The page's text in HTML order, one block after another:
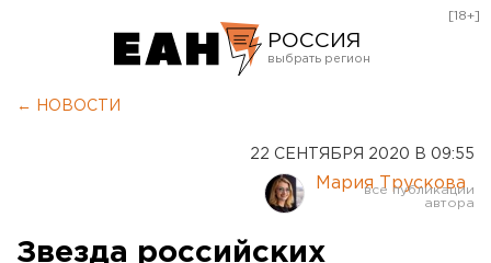
РОССИЯ
Курган
Оренбург
[18+]
← НОВОСТИ
22 СЕНТЯБРЯ 2020 В 09:55
Мария Трускова
Звезда российских